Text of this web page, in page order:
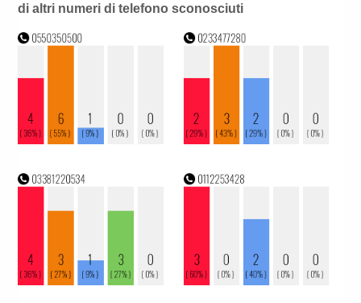
di altri numeri di telefono sconosciuti